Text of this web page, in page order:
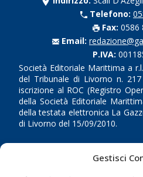
Gestisci
Telefono:
Fax: 0586
Email:
P.IVA:
Società Editoriale Marittima a
del Tribunale di Livorno n.
iscrizione al ROC (Registro
della Società Editoriale
della testata elettronica La
di Livorno del 15/09/2010.